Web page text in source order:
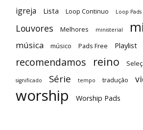
igreja Lista Loop Continuo Loop Pads
Louvores Melhores ministerial
música músico Pads Free Playlist
recomendamos reino
significado Série tempo tradução
worship Worship Pads